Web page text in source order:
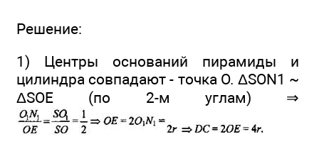
Решение:
1) Центры оснований пирамиды и
цилиндра совпадают - точка О. ΔSON1 ~
ΔSOE (по 2-м углам) ⇒